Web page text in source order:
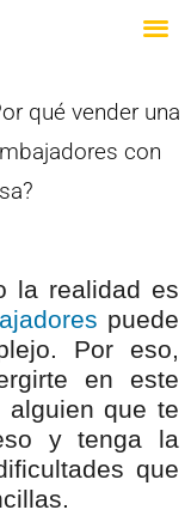
qué vender una
con
la realidad es
puede
Por eso,
en este
alguien que te
y tenga la
que